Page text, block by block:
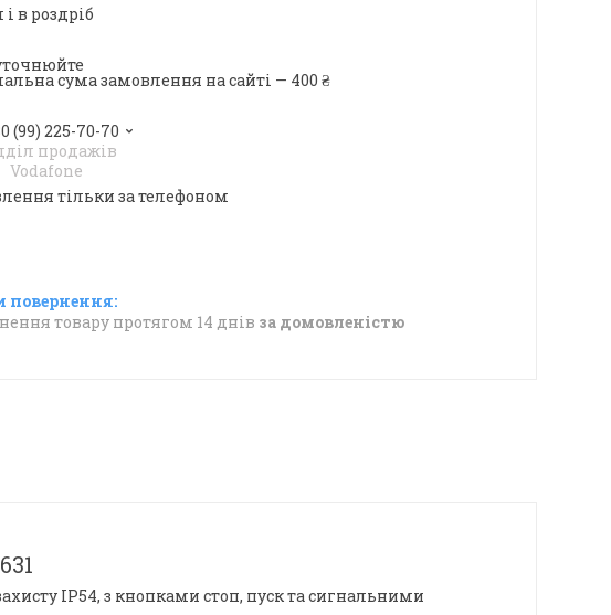
в роздріб
сума замовлення на сайті — 400 ₴
(99) 225-70-70
продажів
Vodafone
тільки за телефоном
товару протягом 14 днів за домовленістю
IP54, з кнопками стоп, пуск та сигнальними